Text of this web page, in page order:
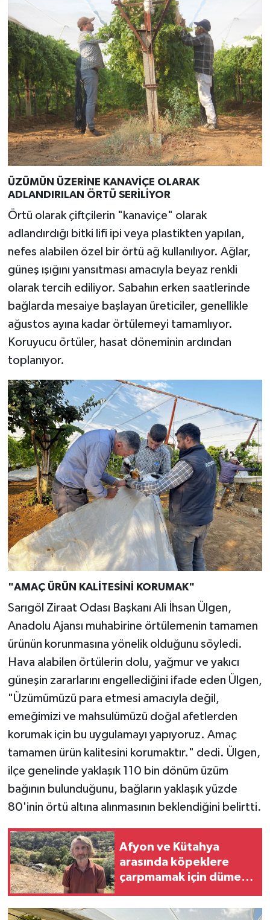
ÜZÜMÜN ÜZERİNE KANAVİÇE OLARAK
ADLANDIRILAN ÖRTÜ SERİLİYOR
Örtü olarak çiftçilerin "kanaviçe" olarak
adlandırdığı bitki lifi ipi veya plastikten yapılan,
nefes alabilen özel bir örtü ağ kullanılıyor. Ağlar,
güneş ışığını yansıtması amacıyla beyaz renkli
olarak tercih ediliyor. Sabahın erken saatlerinde
bağlarda mesaiye başlayan üreticiler, genellikle
ağustos ayına kadar örtülemeyi tamamlıyor.
Koruyucu örtüler, hasat döneminin ardından
toplanıyor.
"AMAÇ ÜRÜN KALİTESİNİ KORUMAK"
Sarıgöl Ziraat Odası Başkanı Ali İhsan Ülgen,
Anadolu Ajansı muhabirine örtülemenin tamamen
ürünün korunmasına yönelik olduğunu söyledi.
Hava alabilen örtülerin dolu, yağmur ve yakıcı
güneşin zararlarını engellediğini ifade eden Ülgen,
"Üzümümüzü para etmesi amacıyla değil,
emeğimizi ve mahsulümüzü doğal afetlerden
korumak için bu uygulamayı yapıyoruz. Amaç
tamamen ürün kalitesini korumaktır." dedi. Ülgen,
ilçe genelinde yaklaşık 110 bin dönüm üzüm
bağının bulunduğunu, bağların yaklaşık yüzde
80'inin örtü altına alınmasının beklendiğini belirtti.
Afyon ve Kütahya
arasında köpeklere
çarpmamak için dümeni
Kavak, tırıyla uçuruma